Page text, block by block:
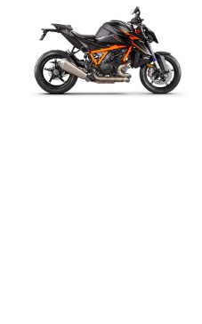
2025 KTM 1390
SUPER DUKE R
EVO